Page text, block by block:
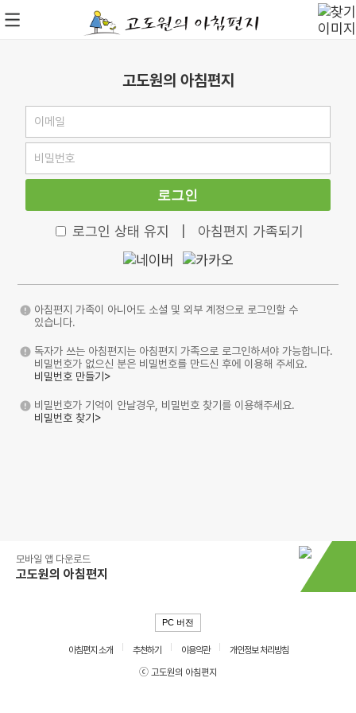
고도원의 아침편지
로그인
로그인 상태 유지 아침편지 가족되기
아침편지 가족이 아니어도 소셜 및 외부 계정으로 로그인할 수
있습니다.
독자가 쓰는 아침편지는 아침편지 가족으로 로그인하셔야 가능합니다.
비밀번호가 없으신 분은 비밀번호를 만드신 후에 이용해 주세요.
비밀번호 만들기>
비밀번호가 기억이 안날경우, 비밀번호 찾기를 이용해주세요.
비밀번호 찾기>
모바일 앱 다운로드
고도원의 아침편지
PC 버전
아침편지 소개 추천하기 이용약관
개인정보 처리방침
ⓒ 고도원의 아침편지